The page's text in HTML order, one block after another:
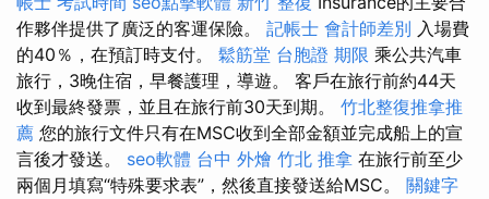
作夥伴提供了廣泛的客運保險。 記帳士 會計師差別 入場費
的40％，在預訂時支付。 鬆筋堂 台胞證 期限 乘公共汽車
旅行，3晚住宿，早餐護理，導遊。 客戶在旅行前約44天
收到最終發票，並且在旅行前30天到期。 竹北整復推拿推
薦 您的旅行文件只有在MSC收到全部金額並完成船上的宣
言後才發送。 seo軟體 台中 外燴 竹北 推拿 在旅行前至少
兩個月填寫“特殊要求表”，然後直接發送給MSC。 關鍵字